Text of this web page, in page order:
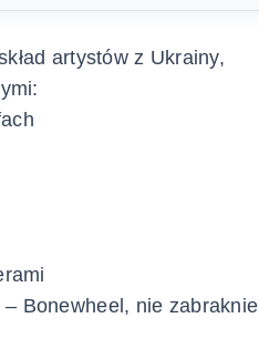
artystów z Ukrainy,
Bonewheel, nie zabraknie